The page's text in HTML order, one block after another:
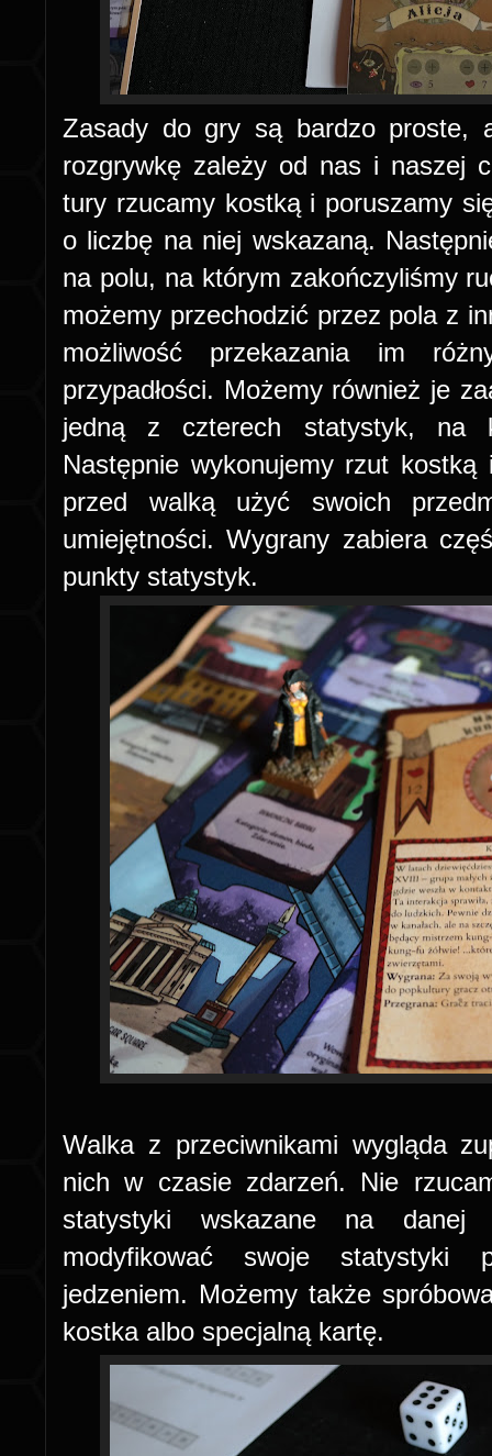
Zasady do gry są bardzo proste,
rozgrywkę zależy od nas i naszej
tury rzucamy kostką i poruszamy
o liczbę na niej wskazaną.
na polu, na którym zakończyliśmy
możemy przechodzić przez pola z
możliwość przekazania im
przypadłości. Możemy również je
jedną z czterech statystyk, na
Następnie wykonujemy rzut
przed walką użyć swoich
umiejętności. Wygrany zabiera
punkty statystyk.
Walka z przeciwnikami wygląda
nich w czasie zdarzeń. Nie
statystyki wskazane na danej
modyfikować swoje statystyki
jedzeniem. Możemy także
kostka albo specjalną kartę.